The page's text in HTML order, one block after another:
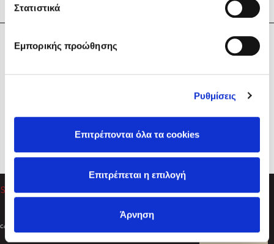
Στατιστικά
Εμπορικής προώθησης
Ρυθμίσεις
Επιτρέπονται όλα τα cookies
Επιτρέπεται η επιλογή
Άρνηση
Sebastian Fitzek
Playlist
Στέφανος Ξενάκης
Φίλτρα
Υπηρεσίες
Βοήθεια
Ακολουθήστε μας
Copyright © 2026
Created by